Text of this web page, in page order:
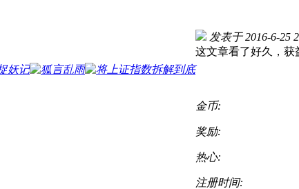
发表于 2016-6-25
这文章看了好久，获
金币:
奖励:
热心:
注册时间: